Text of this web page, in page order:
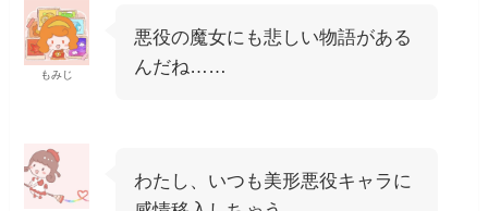
もみじ
悪役の魔女にも悲しい物語がある
んだね……
わたし、いつも美形悪役キャラに